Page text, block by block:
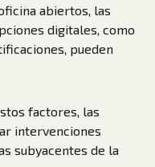
abiertos, las
digitales, como
pueden
factores, las
intervenciones
subyacentes de la